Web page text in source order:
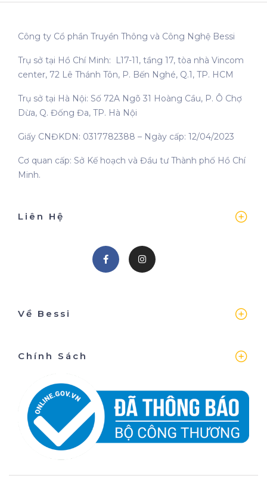
Liên Hệ
Về Bessi
Chính Sách
Công ty Cổ phần Truyền Thông và Công Nghệ Bessi
Trụ sở tại Hồ Chí Minh: L17-11, tầng 17, tòa nhà Vincom
center, 72 Lê Thánh Tôn, P. Bến Nghé, Q.1, TP. HCM
Trụ sở tại Hà Nội: Số 72A Ngõ 31 Hoàng Cầu, P. Ô Chợ
Dừa, Q. Đống Đa, TP. Hà Nội
Giấy CNĐKDN: 0317782388 – Ngày cấp: 12/04/2023
Cơ quan cấp: Sở Kế hoạch và Đầu tư Thành phố Hồ Chí
Minh.